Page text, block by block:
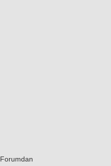
Forumdan